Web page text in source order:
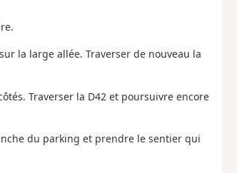
la large allée. Traverser de nouveau la
Traverser la D42 et poursuivre encore
du parking et prendre le sentier qui